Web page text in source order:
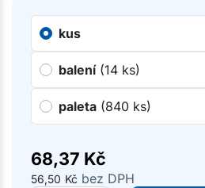
kus
balení (14 ks)
paleta (840 ks)
68,37 Kč
56,50 Kč bez DPH